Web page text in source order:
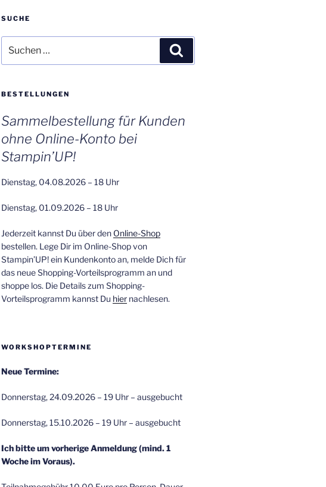
SUCHE
nach:
BESTELLUNGEN
Sammelbestellung für Kunden
ohne Online-Konto bei
Stampin’UP!
Dienstag, 04.08.2026 – 18 Uhr
Dienstag, 01.09.2026 – 18 Uhr
Jederzeit kannst Du über den Online-Shop
bestellen. Lege Dir im Online-Shop von
Stampin’UP! ein Kundenkonto an, melde Dich für
das neue Shopping-Vorteilsprogramm an und
shoppe los. Die Details zum Shopping-
Vorteilsprogramm kannst Du hiernachlesen.
WORKSHOPTERMINE
Neue Termine:
Donnerstag, 24.09.2026 – 19 Uhr – ausgebucht
Donnerstag, 15.10.2026 – 19 Uhr – ausgebucht
Ich bitte um vorherige Anmeldung (mind. 1
Woche im Voraus).